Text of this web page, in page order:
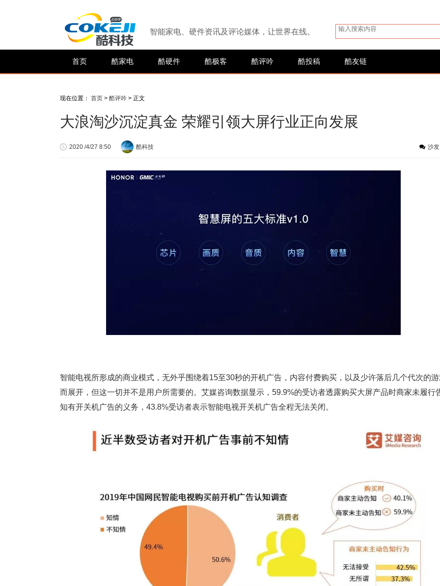
智能家电、硬件资讯及评论媒体，让世界在线。
首页 酷家电 酷硬件 酷极客 酷评吟 酷投稿 酷友链
现在位置： 首页 > 酷评吟 > 正文
大浪淘沙沉淀真金 荣耀引领大屏行业正向发展
2020 /4/27 8:50 酷科技 沙发
智能电视所形成的商业模式，无外乎围绕着15至30秒的开机广告，内容付费购买，以及少许落后几个代次的
而展开，但这一切并不是用户所需要的。艾媒咨询数据显示，59.9%的受访者透露购买大屏产品时商家未履行
知有开关机广告的义务，43.8%受访者表示智能电视开关机广告全程无法关闭。